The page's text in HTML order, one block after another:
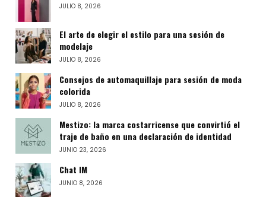
JULIO 8, 2026
El arte de elegir el estilo para una sesión de
modelaje
JULIO 8, 2026
Consejos de automaquillaje para sesión de moda
colorida
JULIO 8, 2026
Mestizo: la marca costarricense que convirtió el
traje de baño en una declaración de identidad
JUNIO 23, 2026
Chat IM
JUNIO 8, 2026